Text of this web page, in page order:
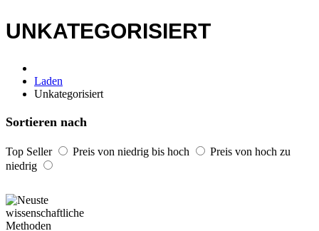
UNKATEGORISIERT
Laden
Unkategorisiert
Sortieren nach
Top Seller Preis von niedrig bis hoch
Preis von hoch zu
niedrig